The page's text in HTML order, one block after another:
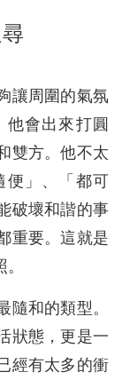
讓周圍的氣氛
會出來打圓
雙方。他不太
便」、「都可
破壞和諧的事
重要。這就是
隨和的類型。
狀態，更是一
經有太多的衝